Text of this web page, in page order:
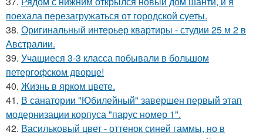
поехала перезагружаться от городской суеты.
38. Оригинальный интерьер квартиры - студии 25 м 2 в
Австралии.
39. Учащиеся 3-3 класса побывали в большом
петергофском дворце!
40. Жизнь в ярком цвете.
41. В санатории "Юбилейный" завершен первый этап
модернизации корпуса "парус номер 1".
42. Васильковый цвет - оттенок синей гаммы, но в